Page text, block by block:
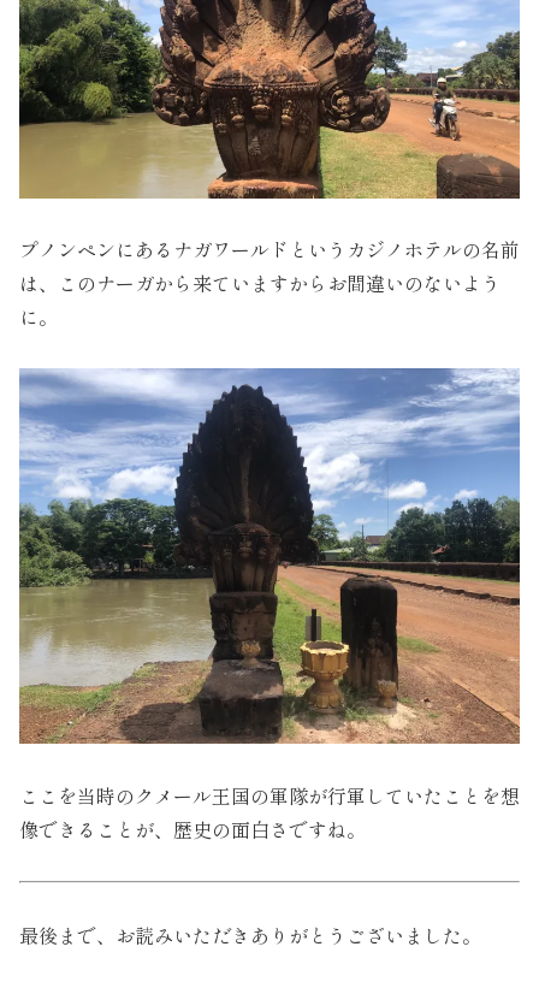
プノンペンにあるナガワールドというカジノホテルの名前
は、このナーガから来ていますからお間違いのないよう
に。
ここを当時のクメール王国の軍隊が行軍していたことを想
像できることが、歴史の面白さですね。
最後まで、お読みいただきありがとうございました。